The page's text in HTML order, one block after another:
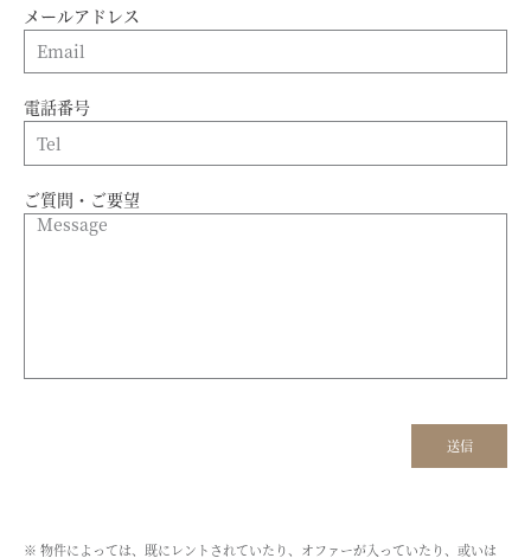
メールアドレス
電話番号
ご質問・ご要望
※ 物件によっては、既にレントされていたり、オファーが入っていたり、或いは